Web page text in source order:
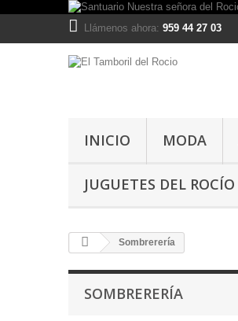
Llámenos ahora: 959 44 27 03
INICIO MODA
JUGUETES DEL ROCÍO
Sombrerería
SOMBRERERÍA